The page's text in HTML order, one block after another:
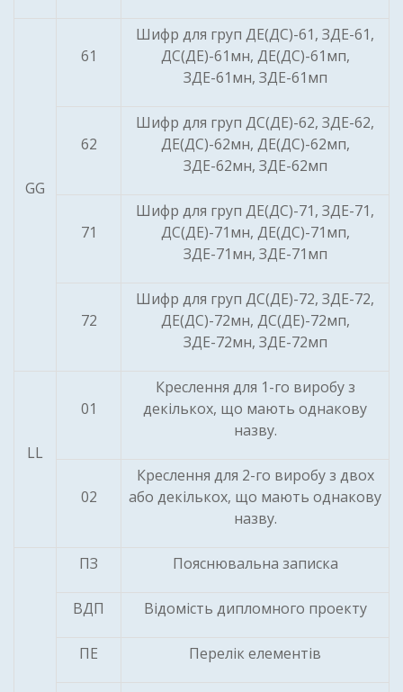
GG
61
Шифр для груп ДЕ(ДС)-61, ЗДЕ-61,
ДС(ДЕ)-61мн, ДЕ(ДС)-61мп,
ЗДЕ-61мн, ЗДЕ-61мп
62
Шифр для груп ДС(ДЕ)-62, ЗДЕ-62,
ДЕ(ДС)-62мн, ДЕ(ДС)-62мп,
ЗДЕ-62мн, ЗДЕ-62мп
71
Шифр для груп ДЕ(ДС)-71, ЗДЕ-71,
ДС(ДЕ)-71мн, ДЕ(ДС)-71мп,
ЗДЕ-71мн, ЗДЕ-71мп
72
Шифр для груп ДС(ДЕ)-72, ЗДЕ-72,
ДЕ(ДС)-72мн, ДС(ДЕ)-72мп,
ЗДЕ-72мн, ЗДЕ-72мп
LL
01
Креслення для 1-го виробу з
декількох, що мають однакову
назву.
02
Креслення для 2-го виробу з двох
або декількох, що мають однакову
назву.
ПЗ Пояснювальна записка
ВДП Відомість дипломного проекту
ПЕ Перелік елементів